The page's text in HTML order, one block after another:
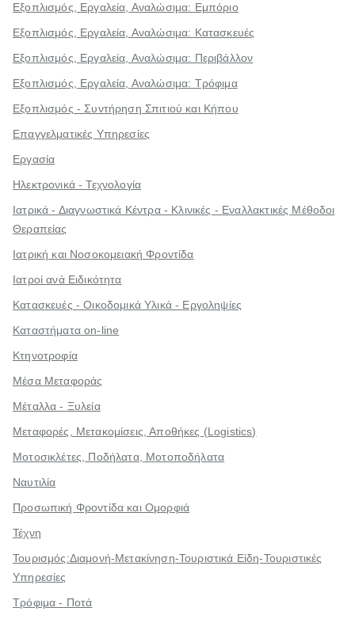
Εξοπλισμός, Εργαλεία, Αναλώσιμα: Εμπόριο
Εξοπλισμός, Εργαλεία, Αναλώσιμα: Κατασκευές
Εξοπλισμός, Εργαλεία, Αναλώσιμα: Περιβάλλον
Εξοπλισμός, Εργαλεία, Αναλώσιμα: Τρόφιμα
Εξοπλισμός - Συντήρηση Σπιτιού και Κήπου
Επαγγελματικές Υπηρεσίες
Εργασία
Ηλεκτρονικά - Τεχνολογία
Ιατρικά - Διαγνωστικά Κέντρα - Κλινικές - Εναλλακτικές Μέθοδοι
Θεραπείας
Ιατρική και Νοσοκομειακή Φροντίδα
Ιατροί ανά Ειδικότητα
Κατασκευές - Οικοδομικά Υλικά - Εργοληψίες
Καταστήματα on-line
Κτηνοτροφία
Μέσα Μεταφοράς
Μέταλλα - Ξυλεία
Μεταφορές, Μετακομίσεις, Αποθήκες (Logistics)
Μοτοσικλέτες, Ποδήλατα, Μοτοποδήλατα
Ναυτιλία
Προσωπική Φροντίδα και Ομορφιά
Τέχνη
Τουρισμός:Διαμονή-Μετακίνηση-Τουριστικά Είδη-Τουριστικές
Υπηρεσίες
Τρόφιμα - Ποτά